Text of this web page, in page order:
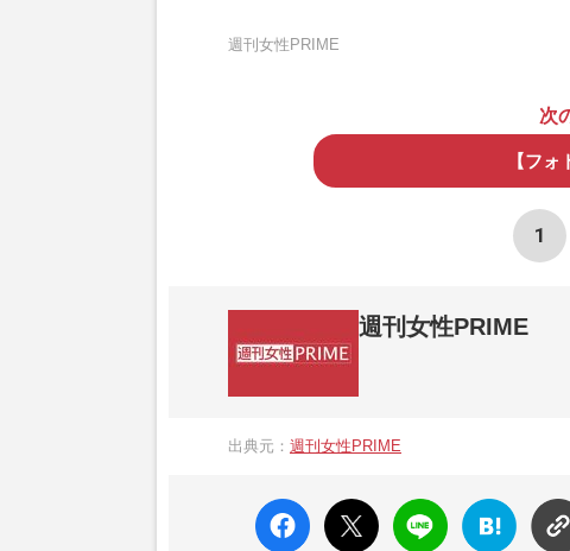
週刊女性PRIME
次
【フォ
1
週刊女性PRIME
か、女性週刊誌『週刊女性』の誌面に掲載され
出典元： 週刊女性PRIME
faceboo
k いい
X ポス
ト
LINE
はてな
ブック